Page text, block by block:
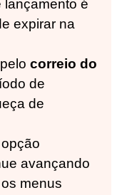
lançamento é
expirar na
correio do
de
de
avançando
menus